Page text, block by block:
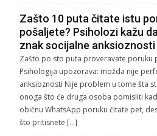
Zašto 10 puta čitate istu
pošaljete? Psiholozi kažu
znak socijalne anksioznosti
Zašto po sto puta proveravate poruku
Psihologija upozorava: možda nije
anksioznosti Nije problem u tome šta
onoga što će druga osoba pomisliti
običnu WhatsApp poruku čitate pet,
što pritisnete […]